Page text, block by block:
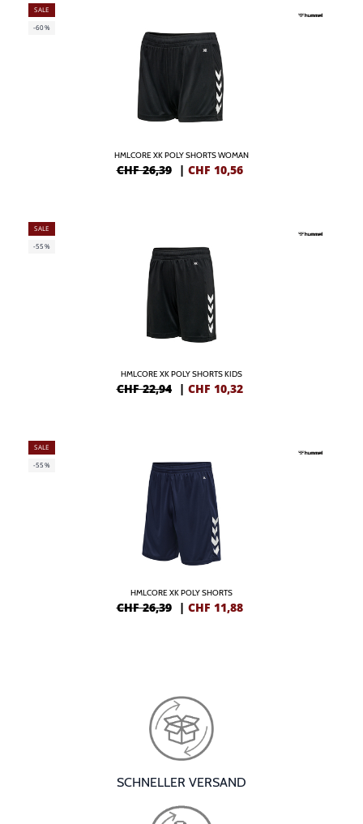
SALE
-60%
HMLCORE XK POLY SHORTS WOMAN
CHF 26,39 | CHF 10,56
SALE
-55%
HMLCORE XK POLY SHORTS KIDS
CHF 22,94 | CHF 10,32
SALE
-55%
HMLCORE XK POLY SHORTS
CHF 26,39 | CHF 11,88
SCHNELLER VERSAND